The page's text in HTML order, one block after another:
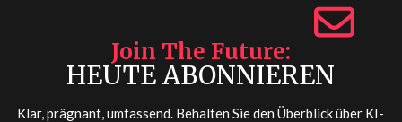
Join The Future
HEUTE ABONNIEREN
Klar, prägnant, umfassend. Behalten Sie den Überblick über KI-